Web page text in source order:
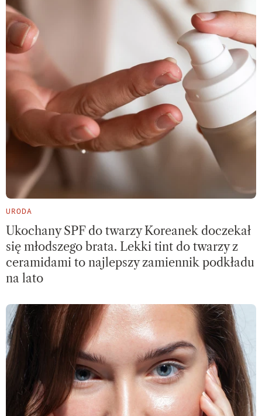
URODA
Ukochany SPF do twarzy Koreanek doczekał
się młodszego brata. Lekki tint do twarzy z
ceramidami to najlepszy zamiennik podkładu
na lato